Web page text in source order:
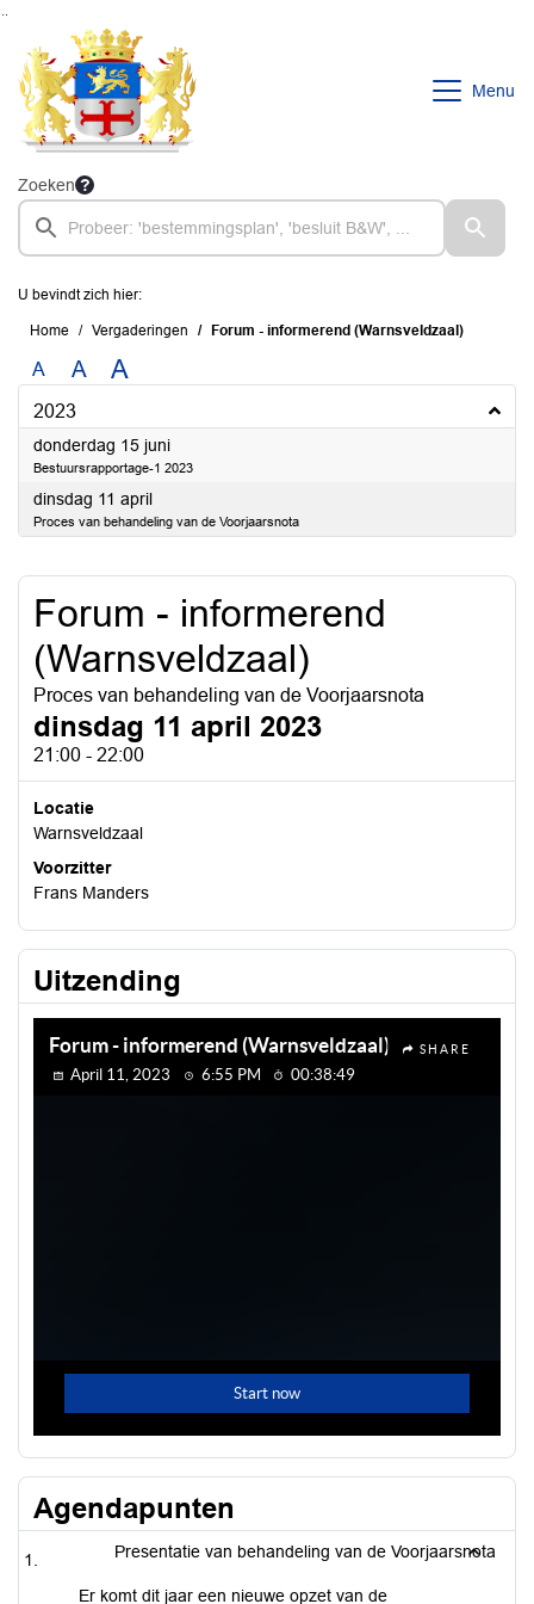
Ga naar de inhoud van deze pagina
Ga naar het zoeken
Ga naar het menu
Menu
Zoeken
U bevindt zich hier:
Home Vergaderingen Forum - informerend (Warnsveldzaal)
A A A
2023
donderdag 15 juni2023
Bestuursrapportage-1 2023
dinsdag 11 april2023
Proces van behandeling van de Voorjaarsnota
Forum - informerend
(Warnsveldzaal)
Proces van behandeling van de Voorjaarsnota
dinsdag 11 april 2023
21:00 - 22:00
Locatie
Warnsveldzaal
Voorzitter
Frans Manders
Uitzending
Agendapunten
Presentatie van behandeling van de Voorjaarsnota
Er komt dit jaar een nieuwe opzet van de